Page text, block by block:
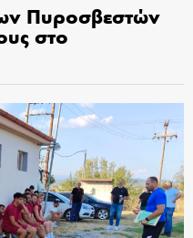
Πυροσβεστών
στο